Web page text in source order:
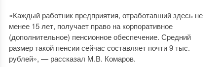
«Каждый работник предприятия, отработавший здесь не
менее 15 лет, получает право на корпоративное
(дополнительное) пенсионное обеспечение. Средний
размер такой пенсии сейчас составляет почти 9 тыс.
рублей», — рассказал М.В. Комаров.